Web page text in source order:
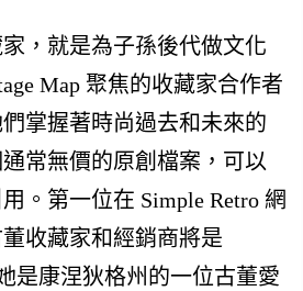
，就是為子孫後代做文化
Map 聚焦的收藏家合作者
掌握著時尚過去和未來的
常無價的原創檔案，可以
。第一位在 Simple Retro 網
收藏家和經銷商將是
是康涅狄格州的一位古董愛